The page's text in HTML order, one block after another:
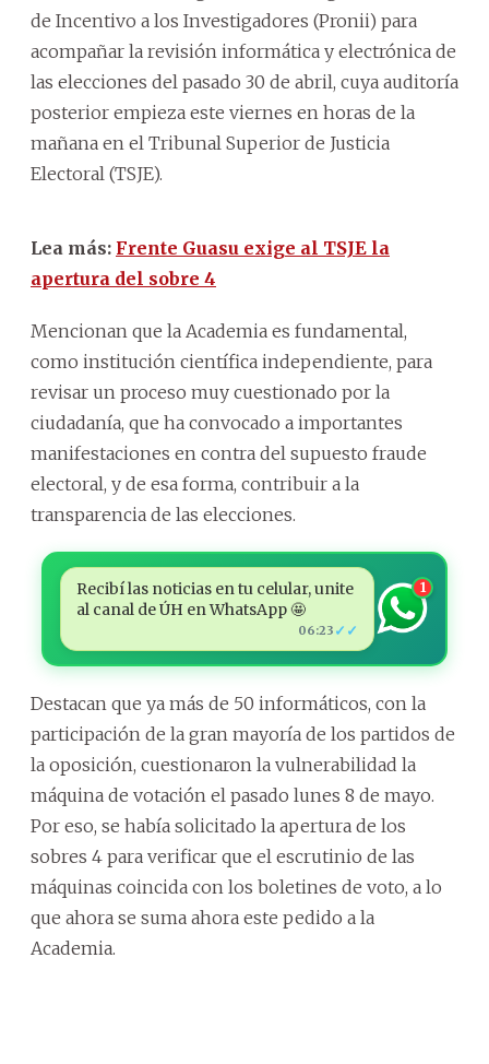
de Incentivo a los Investigadores (Pronii) para
acompañar la revisión informática y electrónica de
las elecciones del pasado 30 de abril, cuya auditoría
posterior empieza este viernes en horas de la
mañana en el Tribunal Superior de Justicia
Electoral (TSJE).
Lea más: Frente Guasu exige al TSJE la
apertura del sobre 4
Mencionan que la Academia es fundamental,
como institución científica independiente, para
revisar un proceso muy cuestionado por la
ciudadanía, que ha convocado a importantes
manifestaciones en contra del supuesto fraude
electoral, y de esa forma, contribuir a la
transparencia de las elecciones.
Recibí las noticias en tu celular, unite
al canal de ÚH en WhatsApp 🤩
06:23 ✓✓
1
Destacan que ya más de 50 informáticos, con la
participación de la gran mayoría de los partidos de
la oposición, cuestionaron la vulnerabilidad la
máquina de votación el pasado lunes 8 de mayo.
Por eso, se había solicitado la apertura de los
sobres 4 para verificar que el escrutinio de las
máquinas coincida con los boletines de voto, a lo
que ahora se suma ahora este pedido a la
Academia.